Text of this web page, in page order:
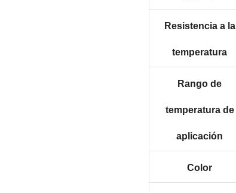
Resistencia a la
temperatura
Rango de
temperatura de
aplicación
Color